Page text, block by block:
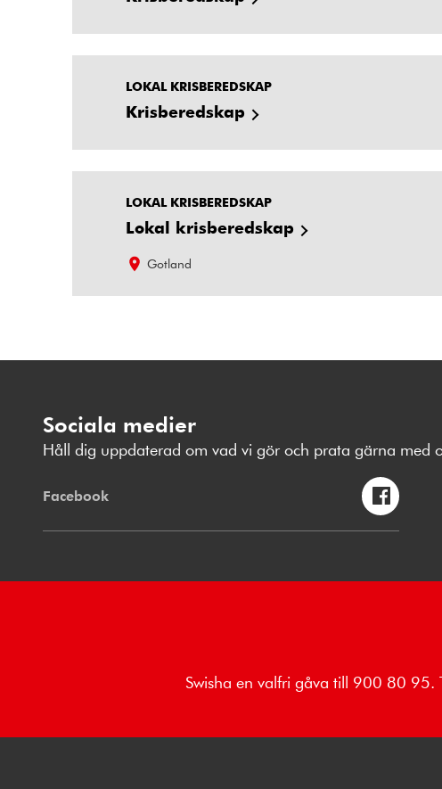
LOKAL KRISBEREDSKAP
Krisberedskap
LOKAL KRISBEREDSKAP
Lokal krisberedskap
Gotland
Sociala medier
Håll dig uppdaterad om vad vi gör och prata gärna med
Facebook
Swisha en valfri gåva till 900 80 95.